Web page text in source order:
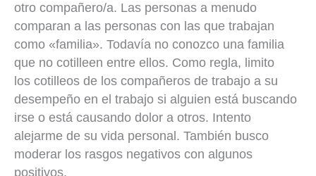
otro compañero/a. Las personas a menudo
comparan a las personas con las que trabajan
como «familia». Todavía no conozco una familia
que no cotilleen entre ellos. Como regla, limito
los cotilleos de los compañeros de trabajo a su
desempeño en el trabajo si alguien está buscando
irse o está causando dolor a otros. Intento
alejarme de su vida personal. También busco
moderar los rasgos negativos con algunos
positivos.